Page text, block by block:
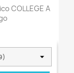
COLLEGE A